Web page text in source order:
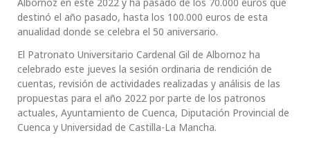
destinó el año pasado, hasta los 100.000 euros de esta
anualidad donde se celebra el 50 aniversario.
El Patronato Universitario Cardenal Gil de Albornoz ha
celebrado este jueves la sesión ordinaria de rendición de
cuentas, revisión de actividades realizadas y análisis de las
propuestas para el año 2022 por parte de los patronos
actuales, Ayuntamiento de Cuenca, Diputación Provincial de
Cuenca y Universidad de Castilla-La Mancha.